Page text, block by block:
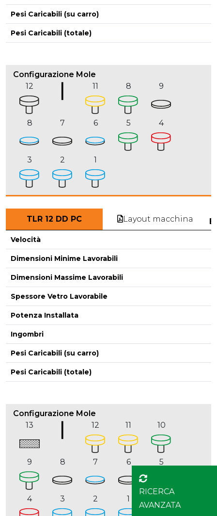
Pesi Caricabili (su carro)
Pesi Caricabili (totale)
Configurazione Mole
12
11 8 9
8 7 6 5 4
3 2 1
TLR 12 DD PC Layout macchina
Velocità
Dimensioni Minime Lavorabili
Dimensioni Massime Lavorabili
Spessore Vetro Lavorabile
Potenza Installata
Ingombri
Pesi Caricabili (su carro)
Pesi Caricabili (totale)
Configurazione Mole
13
12 11 10
9 8 7 6 5
4 3 2 1
RICERCA
AVANZATA